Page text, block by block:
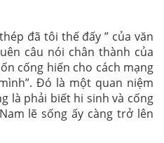
đã tôi thế đấy ” của văn
câu nói chân thành của
cống hiến cho cách mạng
Đó là một quan niệm
là phải biết hi sinh và cống
lẽ sống ấy càng trở lên